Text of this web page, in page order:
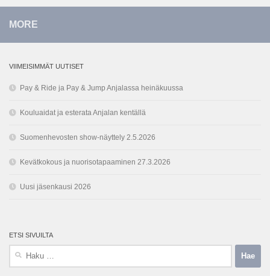
MORE
VIIMEISIMMÄT UUTISET
Pay & Ride ja Pay & Jump Anjalassa heinäkuussa
Kouluaidat ja esterata Anjalan kentällä
Suomenhevosten show-näyttely 2.5.2026
Kevätkokous ja nuorisotapaaminen 27.3.2026
Uusi jäsenkausi 2026
ETSI SIVUILTA